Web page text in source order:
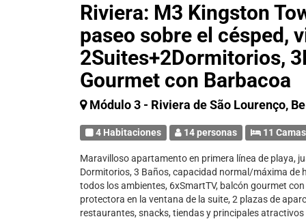
Riviera: M3 Kingston
paseo sobre el césped,
2Suites+2Dormitorios,
Gourmet con Barbacoa
Módulo 3 - Riviera de São Lourenço,
4 Habitaciones 14 personas 11 Camas
Maravilloso apartamento en primera línea de playa,
Dormitorios, 3 Baños, capacidad normal/máxima de
todos los ambientes, 6xSmartTV, balcón gourmet
protectora en la ventana de la suite, 2 plazas de
restaurantes, snacks, tiendas y principales